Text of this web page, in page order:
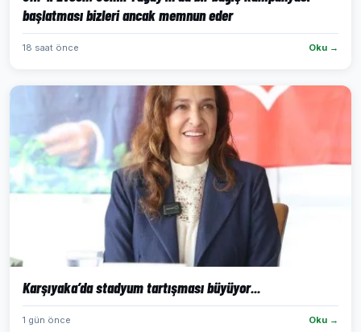
başlatması bizleri ancak memnun eder
18 saat önce Oku →
Karşıyaka’da stadyum tartışması büyüyor...
1 gün önce Oku →